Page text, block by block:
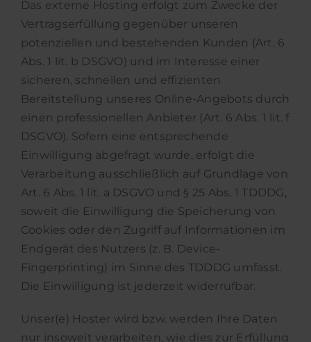
Das externe Hosting erfolgt zum Zwecke der
Vertragserfüllung gegenüber unseren
potenziellen und bestehenden Kunden (Art. 6
Abs. 1 lit. b DSGVO) und im Interesse einer
sicheren, schnellen und effizienten
Bereitstellung unseres Online-Angebots durch
einen professionellen Anbieter (Art. 6 Abs. 1 lit. f
DSGVO). Sofern eine entsprechende
Einwilligung abgefragt wurde, erfolgt die
Verarbeitung ausschließlich auf Grundlage von
Art. 6 Abs. 1 lit. a DSGVO und § 25 Abs. 1 TDDDG,
soweit die Einwilligung die Speicherung von
Cookies oder den Zugriff auf Informationen im
Endgerät des Nutzers (z. B. Device-
Fingerprinting) im Sinne des TDDDG umfasst.
Die Einwilligung ist jederzeit widerrufbar.
Unser(e) Hoster wird bzw. werden Ihre Daten
nur insoweit verarbeiten, wie dies zur Erfüllung